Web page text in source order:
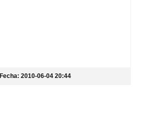
Fecha: 2010-06-04 20:44